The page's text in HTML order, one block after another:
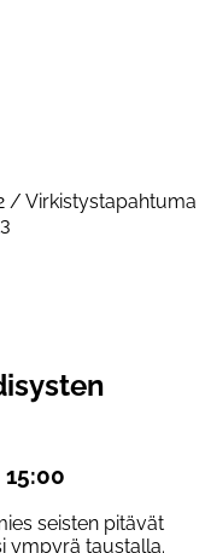
/ Virkistystapahtuma
3
15:00